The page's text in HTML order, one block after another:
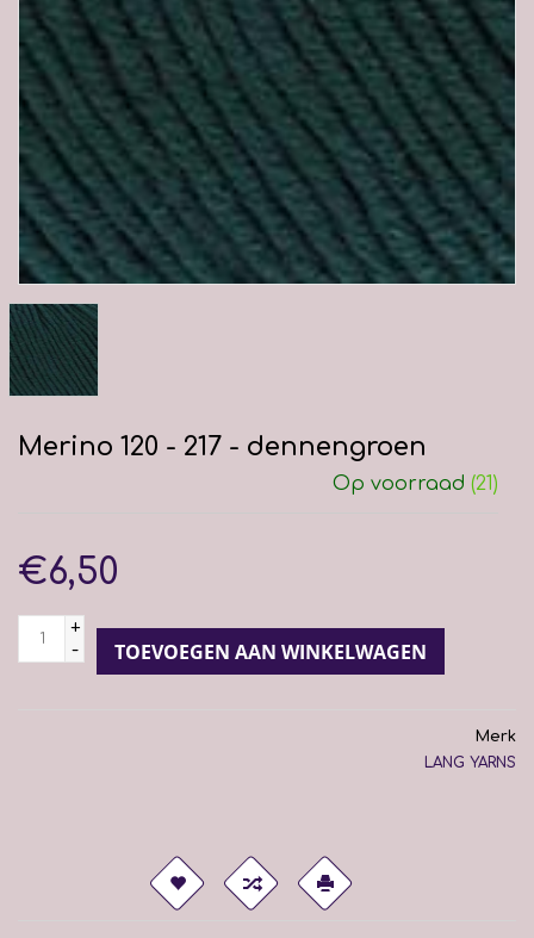
Merino 120 - 217 - dennengroen
Op voorraad (21)
€6,50
+
-
TOEVOEGEN AAN WINKELWAGEN
Merk
LANG YARNS